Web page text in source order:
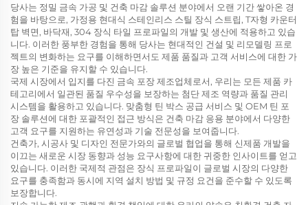
당사는 정밀 금속 가공 및 건축 마감 솔루션 분야에서 오랜 기간 쌓아온 경
험을 바탕으로, 가정용 현대식 스테인리스 스틸 장식 스트립, T자형 카운터
탑 벽면, 바닥재, 304 장식 타일 프로파일의 개발 및 생산에 적용하고 있습
니다. 이러한 풍부한 경험을 통해 당사는 현대적인 건설 및 리모델링 프로
젝트의 변화하는 요구를 이해하면서도 제품 품질과 고객 서비스에 대한 가
장 높은 기준을 유지할 수 있습니다.
국제 시장에서 입지를 다진 금속 포장 제조업체로서, 우리는 모든 제품 카
테고리에서 일관된 품질 우수성을 보장하는 첨단 제조 역량과 품질 관리
시스템을 활용하고 있습니다. 맞춤형 틴 박스 공급 서비스 및 OEM 틴 포
장 솔루션에 대한 포괄적인 접근 방식은 건축 마감 응용 분야에서 다양한
고객 요구를 지원하는 유연성과 기술 전문성을 보여줍니다.
건축가, 시공사 및 디자인 전문가와의 글로벌 협업을 통해 신제품 개발을
이끄는 새로운 시장 동향과 성능 요구사항에 대한 귀중한 인사이트를 얻고
있습니다. 이러한 국제적 관점은 장식 프로파일이 글로벌 시장의 다양한
요구를 충족함과 동시에 지역 설치 방법 및 규정 요건을 준수할 수 있도록
보장합니다.